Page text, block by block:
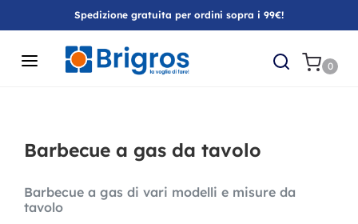
Spedizione gratuita per ordini sopra i 99€!
0
Barbecue a gas da tavolo
Barbecue a gas di vari modelli e misure da
tavolo